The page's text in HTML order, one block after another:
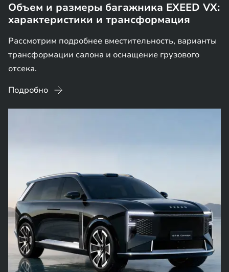
Объем и размеры багажника EXEED VX:
характеристики и трансформация
Рассмотрим подробнее вместительность, варианты
трансформации салона и оснащение грузового
отсека.
Подробно